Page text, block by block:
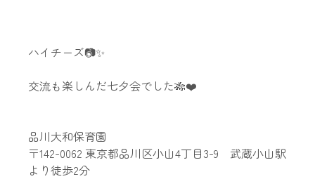
ハイチーズ📷✨
交流も楽しんだ七夕会でした🎋❤️
品川大和保育園
〒142-0062 東京都品川区小山4丁目3-9　武蔵小山駅
より徒歩2分